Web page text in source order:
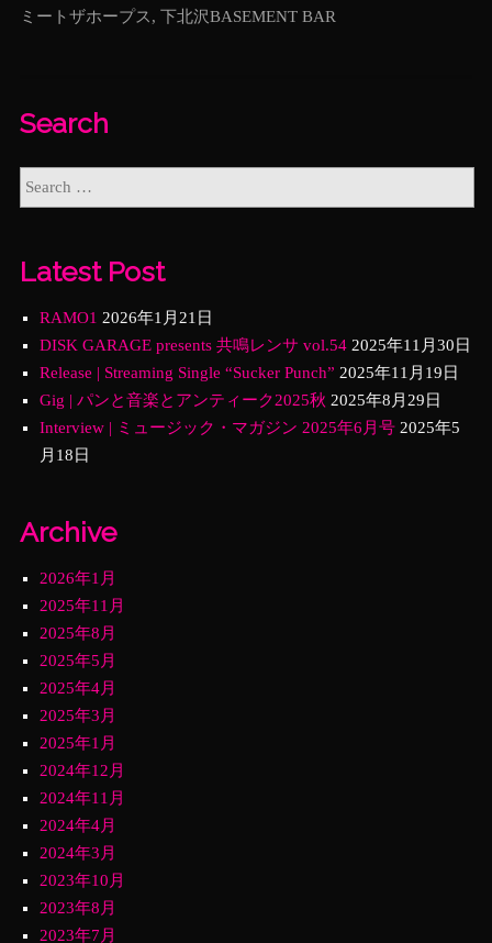
ミートザホープス, 下北沢BASEMENT BAR
Search
Latest Post
RAMO1 2026年1月21日
DISK GARAGE presents 共鳴レンサ vol.54 2025年11月30日
Release | Streaming Single “Sucker Punch” 2025年11月19日
Gig | パンと音楽とアンティーク2025秋 2025年8月29日
Interview | ミュージック・マガジン 2025年6月号 2025年5
月18日
Archive
2026年1月
2025年11月
2025年8月
2025年5月
2025年4月
2025年3月
2025年1月
2024年12月
2024年11月
2024年4月
2024年3月
2023年10月
2023年8月
2023年7月